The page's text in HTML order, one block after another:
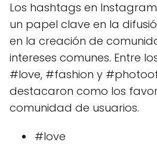
Los hashtags en
un papel clave en la
en la creación de
intereses comunes. Entre
#love, #fashion y
destacaron como los
comunidad de usuarios.
#love